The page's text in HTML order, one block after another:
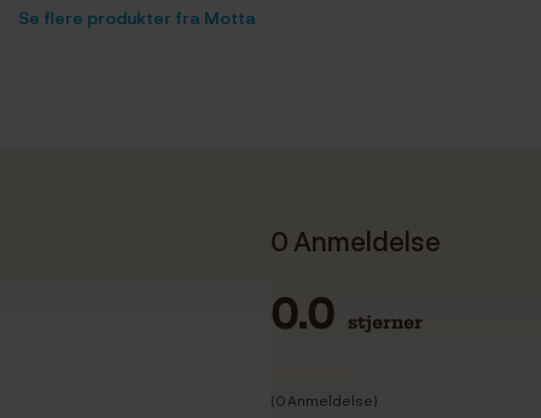
Se flere produkter fra Motta
0 Anmeldelse
0.0 stjerner
(0 Anmeldelse)